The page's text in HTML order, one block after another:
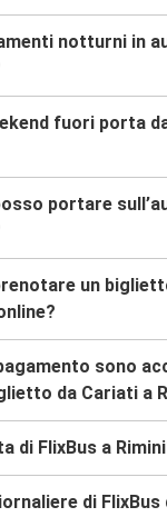
notturni in
fuori porta
portare
un
sono
da Cariati a
di FlixBus a
di FlixBus